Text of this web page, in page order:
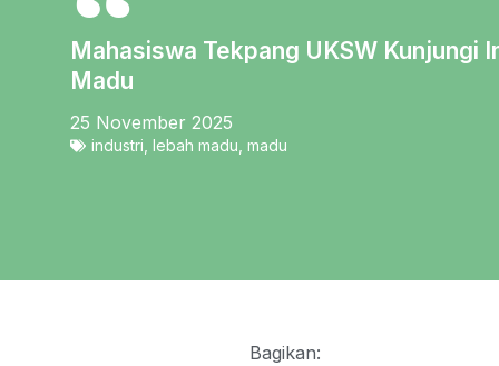
Mahasiswa Tekpang UKSW Kunjungi
Madu
25 November 2025
industri lebah madu madu
Bagikan: